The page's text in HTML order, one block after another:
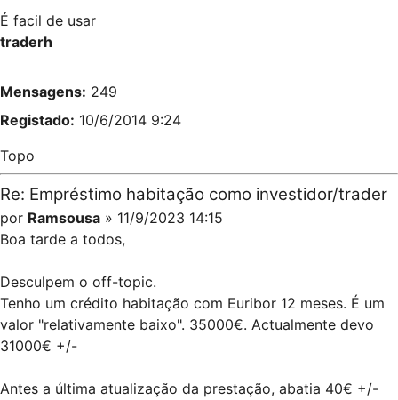
É facil de usar
traderh
Mensagens: 249
Registado: 10/6/2014 9:24
Topo
Re: Empréstimo habitação como investidor/trader
por Ramsousa » 11/9/2023 14:15
Boa tarde a todos,
Desculpem o off-topic.
Tenho um crédito habitação com Euribor 12 meses. É um
valor "relativamente baixo". 35000€. Actualmente devo
31000€ +/-
Antes a última atualização da prestação, abatia 40€ +/-